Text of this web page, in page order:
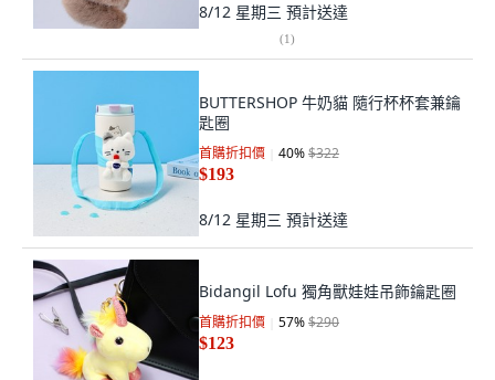
8/12 星期三 預計送達
(1)
BUTTERSHOP 牛奶貓 隨行杯杯套兼鑰
匙圈
首購折扣價 40%$322
$193
8/12 星期三 預計送達
Bidangil Lofu 獨角獸娃娃吊飾鑰匙圈
首購折扣價 57%$290
$123